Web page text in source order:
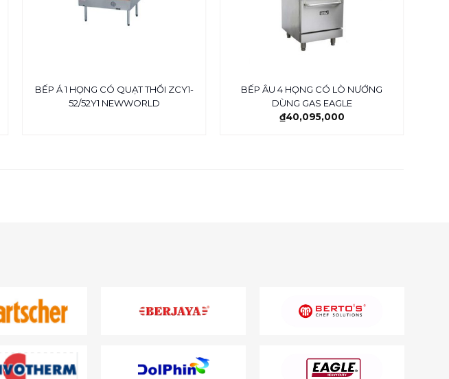
BẾP Á 1 HỌNG CÓ QUẠT THỔI ZCY1-
52/52Y1 NEWWORLD
BẾP ÂU 4 HỌNG CÓ LÒ NƯỚNG
DÙNG GAS EAGLE
₫40,095,000